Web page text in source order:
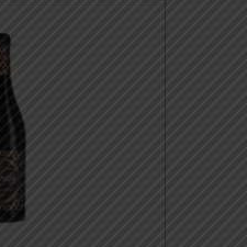
een intens
In het bouquet
van kersen,